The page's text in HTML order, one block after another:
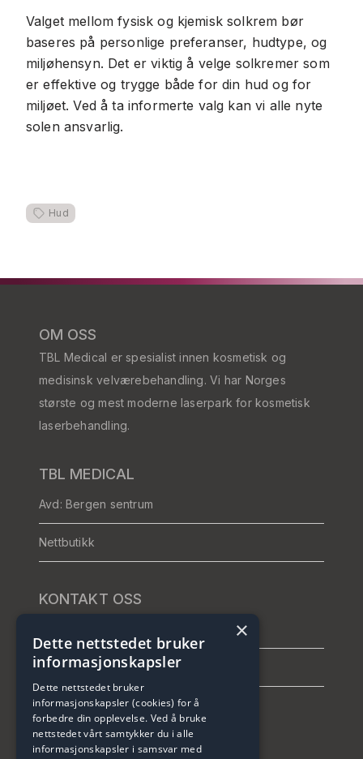
Valget mellom fysisk og kjemisk solkrem bør
baseres på personlige preferanser, hudtype, og
miljøhensyn. Det er viktig å velge solkremer som
er effektive og trygge både for din hud og for
miljøet. Ved å ta informerte valg kan vi alle nyte
solen ansvarlig.
Hud
OM OSS
TBL Medical er spesialist innen kosmetisk og
medisinsk velværebehandling. Vi har Norges
største og mest moderne laserpark for kosmetisk
laserbehandling.
TBL MEDICAL
Avd: Bergen sentrum
Nettbutikk
KONTAKT OSS
info@tblmedical.no
×
Dette nettstedet bruker
informasjonskapsler
Dette nettstedet bruker
informasjonskapsler (cookies) for å
forbedre din opplevelse. Ved å bruke
nettstedet vårt samtykker du i alle
informasjonskapsler i samsvar med